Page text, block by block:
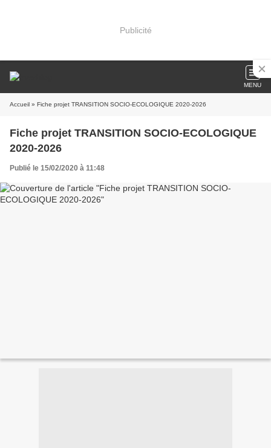
Publicité
MENU
Accueil » Fiche projet TRANSITION SOCIO-ECOLOGIQUE 2020-2026
Fiche projet TRANSITION SOCIO-ECOLOGIQUE
2020-2026
Publié le 15/02/2020 à 11:48